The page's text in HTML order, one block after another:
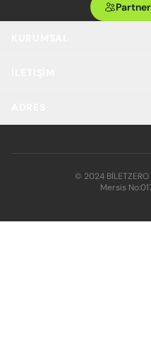
© 2024 BİLETZERO
Mersis No: